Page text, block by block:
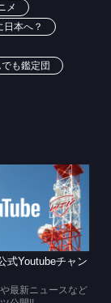
メ
日本へ？
も鑑定団
式Youtubeチャン
最新ニュースなど